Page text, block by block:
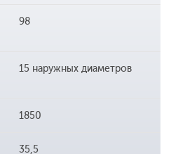
98
15 наружных диаметров
1850
35,5